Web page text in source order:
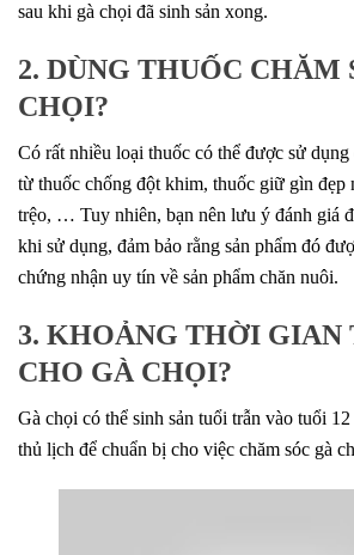
sau khi gà chọi đã sinh sản xong.
2. DÙNG THUỐC CHĂM
CHỌI?
Có rất nhiều loại thuốc có thể được sử dụng
từ thuốc chống đột khim, thuốc giữ gìn đẹp
trệo, … Tuy nhiên, bạn nên lưu ý đánh giá
khi sử dụng, đảm bảo rằng sản phẩm đó
chứng nhận uy tín về sản phẩm chăn nuôi.
3. KHOẢNG THỜI GIAN
CHO GÀ CHỌI?
Gà chọi có thể sinh sản tuổi trẫn vào tuổi
thủ lịch để chuẩn bị cho việc chăm sóc gà